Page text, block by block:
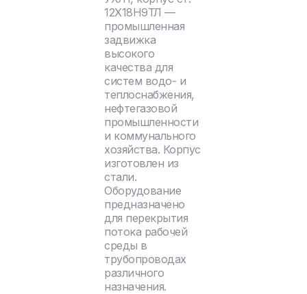
12Х18Н9ТЛ —
промышленная
задвижка
высокого
качества для
систем водо- и
теплоснабжения,
нефтегазовой
промышленности
и коммунального
хозяйства. Корпус
изготовлен из
стали.
Оборудование
предназначено
для перекрытия
потока рабочей
среды в
трубопроводах
различного
назначения.